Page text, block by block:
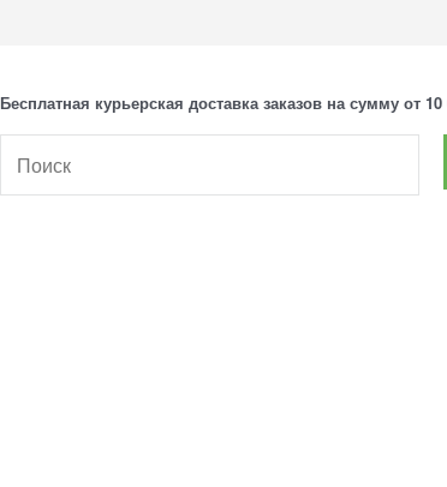
Бесплатная курьерская доставка заказов на сумму от